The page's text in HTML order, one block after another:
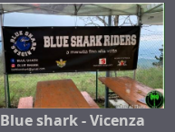
Blue shark - Vicenza